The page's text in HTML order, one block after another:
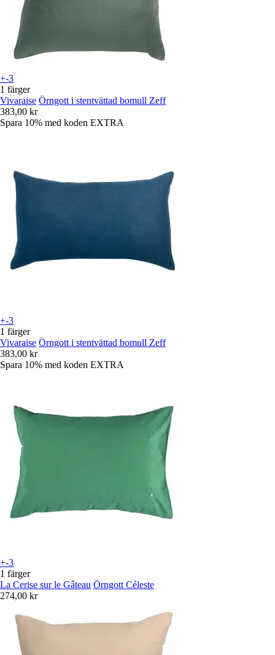
+-3
1 färger
Vivaraise Örngott i stentvättad bomull Zeff
383,00 kr
Spara 10% med koden EXTRA
+-3
1 färger
Vivaraise Örngott i stentvättad bomull Zeff
383,00 kr
Spara 10% med koden EXTRA
+-3
1 färger
La Cerise sur le Gâteau Örngott Céleste
274,00 kr